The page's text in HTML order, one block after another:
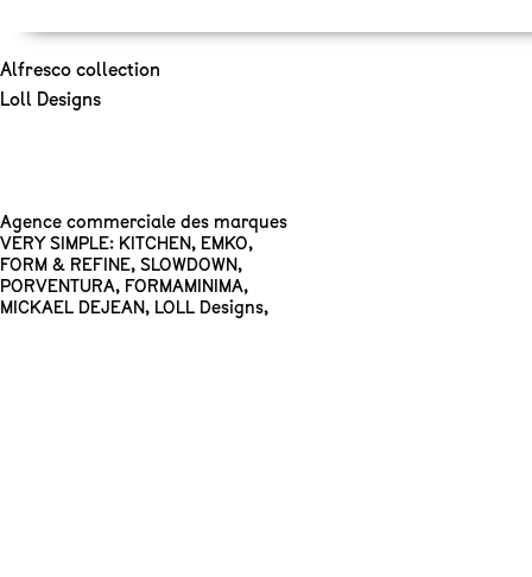
Alfresco collection
Loll Designs
Agence commerciale des marques
VERY SIMPLE: KITCHEN, EMKO,
FORM & REFINE, SLOWDOWN,
PORVENTURA, FORMAMINIMA,
MICKAEL DEJEAN, LOLL Designs,